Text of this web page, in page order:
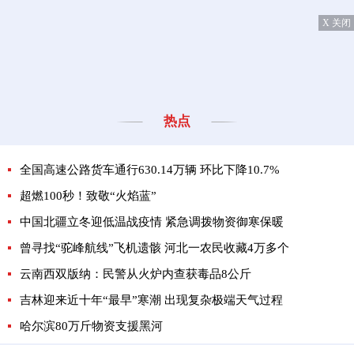
X 关闭
热点
全国高速公路货车通行630.14万辆 环比下降10.7%
超燃100秒！致敬“火焰蓝”
中国北疆立冬迎低温战疫情 紧急调拨物资御寒保暖
曾寻找“驼峰航线”飞机遗骸 河北一农民收藏4万多个
云南西双版纳：民警从火炉内查获毒品8公斤
吉林迎来近十年“最早”寒潮 出现复杂极端天气过程
哈尔滨80万斤物资支援黑河